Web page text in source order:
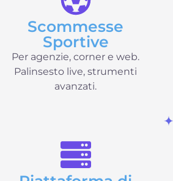
Scommesse
Sportive
Per agenzie, corner e web.
Palinsesto live, strumenti
avanzati.